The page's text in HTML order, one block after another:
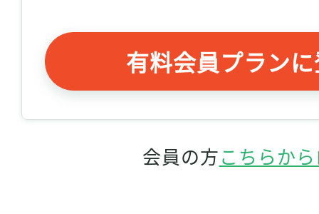
有料会員プラン
会員の方こちらか